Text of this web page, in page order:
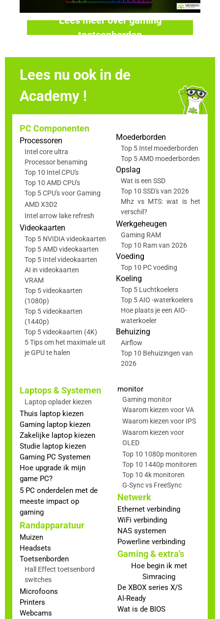
Lees meer over gaming
toetsenborden
Lees nu ook in de
Academy !
PC Componenten
Processoren
Intel core ultra
Processor benaming
Top 10 Intel CPU's
Top 10 AMD CPU's
Top 5 CPU's voor Gaming
AMD X3D2
Intel arrow lake refresh
Videokaarten
Top 5 NVIDIA videokaarten
Top 5 AMD videokaarten
Top 5 Intel videokaarten
AI in videokaarten
VRAM
Top 5 videokaarten
(1080p)
Top 5 videokaarten
(1440p)
Top 5 videokaarten (4K)
5 Tips om het maximale uit
je GPU te halen
Moederborden
Top 5 Intel moederborden
Top 5 AMD moederborden
Opslag
Wat is een SSD
Top 10 SSD's van 2026
Mhz vs MTS: wat is het
verschil?
Werkgeheugen
Gaming RAM
Top 10 Ram van 2026
Voeding
Top 10 PC voeding
Koeling
Top 5 Luchtkoelers
Top 5 AIO -waterkoelers
Hoe plaats je een AIO-
waterkoeler
Behuizing
Airflow
Top 10 Behuizingen van
2026
Laptops & Systemen
Laptop oplader kiezen
Thuis laptop kiezen
Gaming laptop kiezen
Zakelijke laptop kiezen
Studie laptop kiezen
Gaming PC Systemen
Hoe upgrade ik mijn
game PC?
5 PC onderdelen met de
meeste impact op
gaming
Randapparatuur
Muizen
Headsets
Toetsenborden
Hall Effect toetsenbord
switches
Microfoons
Printers
Webcams
monitor
Gaming monitor
Waarom kiezen voor VA
Waarom kiezen voor IPS
Waarom kiezen voor
OLED
Top 10 1080p monitoren
Top 10 1440p monitoren
Top 10 4k monitoren
G-Sync vs FreeSync
Netwerk
Ethernet verbinding
WiFi verbinding
NAS systemen
Powerline verbinding
Gaming & extra's
Hoe begin ik met
Simracing
De XBOX series X/S
AI-Ready
Wat is de BIOS